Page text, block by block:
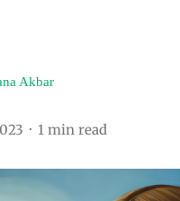
Akbar
1 min read